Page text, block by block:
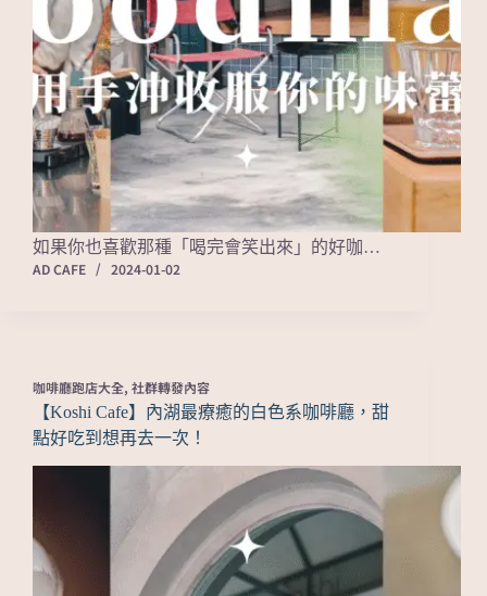
如果你也喜歡那種「喝完會笑出來」的好咖…
AD CAFE
2024-01-02
咖啡廳跑店大全, 社群轉發內容
【Koshi Cafe】內湖最療癒的白色系咖啡廳，甜
點好吃到想再去一次！